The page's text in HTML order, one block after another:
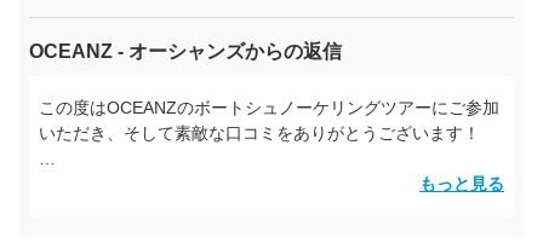
漁港から船で、人が自由に出入りできない島へ行くので、海の
透明度が本当に素晴らしく感動しました。ニモにも会えて、見
写真や動画もたくさん積極的に撮ってくださり、最後にデータ
をいただけるので、自分で撮影を気にせず思いっきり楽しめま
した。
船には簡易的なホースシャワーがあり、海水を軽く流せます。
OCEANZ - オーシャンズからの返信
この度はOCEANZのボートシュノーケリングツアーにご参加
いただき、そして素敵な口コミをありがとうございます！
初めてのシュノーケリングとは思えないくらい、とても上手
もっと見る